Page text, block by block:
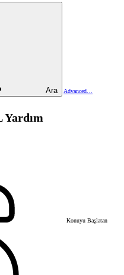
Ara
Advanced…
Konuyu Başlatan